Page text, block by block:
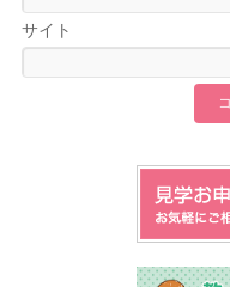
サイト